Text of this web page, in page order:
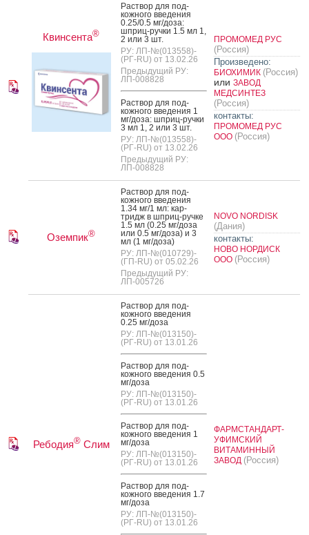
Квинсента®
Рас­твор для под­
кожно­го вве­дения
0.25/0.5 мг/до­за:
шприц-руч­ки 1.5 мл 1,
2 или 3 шт.
РУ: ЛП-№(013558)-
(РГ-RU) от 13.02.26
Предыдущий РУ:
ЛП-008828
Рас­твор для под­
кожно­го вве­дения 1
мг/до­за: шприц-руч­ки
3 мл 1, 2 или 3 шт.
РУ: ЛП-№(013558)-
(РГ-RU) от 13.02.26
Предыдущий РУ:
ЛП-008828
ПРОМОМЕД РУС
(Россия)
Произведено:
БИОХИМИК (Россия)
или ЗАВОД
МЕДСИНТЕЗ
(Россия)
контакты:
ПРОМОМЕД РУС
ООО (Россия)
Оземпик®
Рас­твор для под­
кожно­го вве­дения
1.34 мг/1 мл: кар­
тридж в шприц-руч­ке
1.5 мл (0.25 мг/до­за
или 0.5 мг/до­за) и 3
мл (1 мг/до­за)
РУ: ЛП-№(010729)-
(ГП-RU) от 05.02.26
Предыдущий РУ:
ЛП-005726
NOVO NORDISK
(Дания)
контакты:
НОВО НОРДИСК
ООО (Россия)
Ребодия®Слим
Рас­твор для под­
кожно­го вве­дения
0.25 мг/до­за
РУ: ЛП-№(013150)-
(РГ-RU) от 13.01.26
Рас­твор для под­
кожно­го вве­дения 0.5
мг/до­за
РУ: ЛП-№(013150)-
(РГ-RU) от 13.01.26
Рас­твор для под­
кожно­го вве­дения 1
мг/до­за
РУ: ЛП-№(013150)-
(РГ-RU) от 13.01.26
Рас­твор для под­
кожно­го вве­дения 1.7
мг/до­за
РУ: ЛП-№(013150)-
(РГ-RU) от 13.01.26
ФАРМСТАНДАРТ-
УФИМСКИЙ
ВИТАМИННЫЙ
ЗАВОД (Россия)